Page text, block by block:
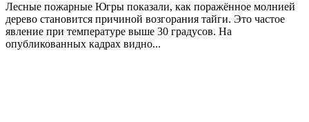
Лесные пожарные Югры показали, как поражённое молнией
дерево становится причиной возгорания тайги. Это частое
явление при температуре выше 30 градусов. На
опубликованных кадрах видно...